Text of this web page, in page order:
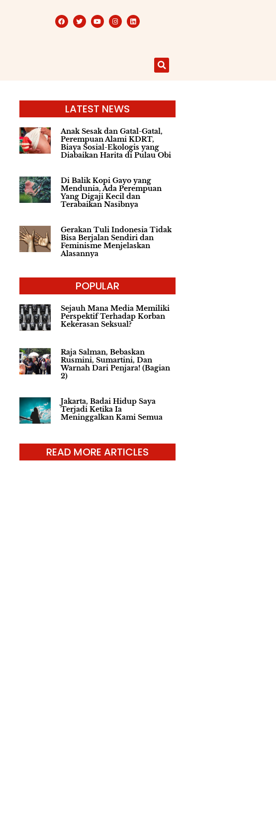
LATEST NEWS
Anak Sesak dan Gatal-Gatal,
Perempuan Alami KDRT,
Biaya Sosial-Ekologis yang
Diabaikan Harita di Pulau Obi
Di Balik Kopi Gayo yang
Mendunia, Ada Perempuan
Yang Digaji Kecil dan
Terabaikan Nasibnya
Gerakan Tuli Indonesia Tidak
Bisa Berjalan Sendiri dan
Feminisme Menjelaskan
Alasannya
POPULAR
Sejauh Mana Media Memiliki
Perspektif Terhadap Korban
Kekerasan Seksual?
Raja Salman, Bebaskan
Rusmini, Sumartini, Dan
Warnah Dari Penjara! (Bagian
2)
Jakarta, Badai Hidup Saya
Terjadi Ketika Ia
Meninggalkan Kami Semua
READ MORE ARTICLES